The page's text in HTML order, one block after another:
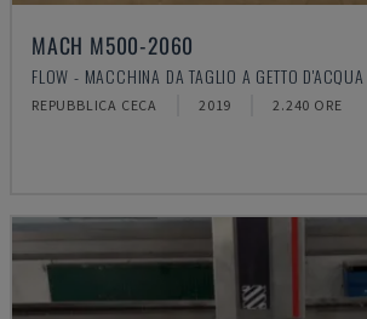
MACH M500-2060
FLOW - MACCHINA DA TAGLIO A GETTO D'ACQUA
REPUBBLICA CECA 2019 2.240 ORE